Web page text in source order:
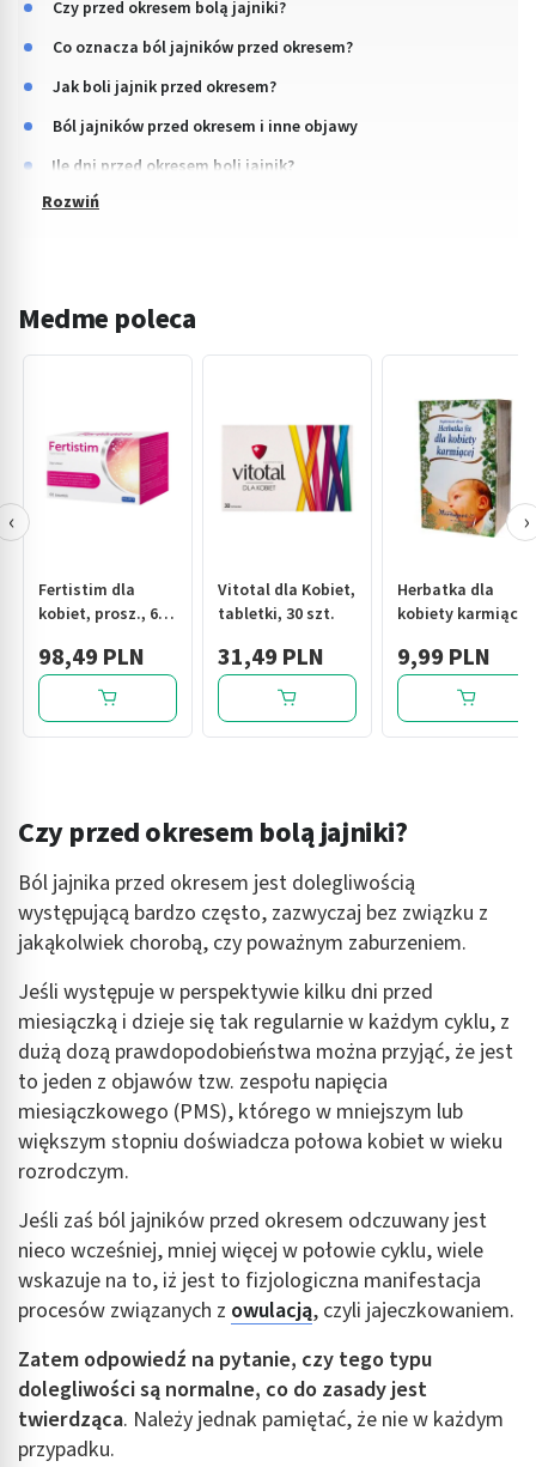
Czy przed okresem bolą jajniki?
Co oznacza ból jajników przed okresem?
Jak boli jajnik przed okresem?
Ból jajników przed okresem i inne objawy
Ile dni przed okresem boli jajnik?
Medme poleca
Fertistim dla
kobiet, prosz., 60
98,49 PLN
Vitotal dla Kobiet,
tabletki, 30 szt.
31,49 PLN
Herbatka dla
kobiety karmiącej,
(Herbapol Kraków)
9,99 PLN
‹ ›
Czy przed okresem bolą jajniki?
Ból jajnika przed okresem jest dolegliwością
występującą bardzo często, zazwyczaj bez związku z
jakąkolwiek chorobą, czy poważnym zaburzeniem.
Jeśli występuje w perspektywie kilku dni przed
miesiączką i dzieje się tak regularnie w każdym cyklu, z
dużą dozą prawdopodobieństwa można przyjąć, że jest
to jeden z objawów tzw. zespołu napięcia
miesiączkowego (PMS), którego w mniejszym lub
większym stopniu doświadcza połowa kobiet w wieku
rozrodczym.
Jeśli zaś ból jajników przed okresem odczuwany jest
nieco wcześniej, mniej więcej w połowie cyklu, wiele
wskazuje na to, iż jest to fizjologiczna manifestacja
procesów związanych z owulacją, czyli jajeczkowaniem.
Zatem odpowiedź na pytanie, czy tego typu
dolegliwości są normalne, co do zasady jest
twierdząca. Należy jednak pamiętać, że nie w każdym
przypadku.